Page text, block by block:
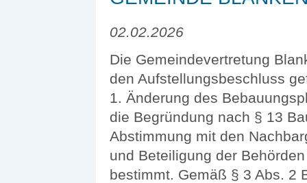
02.02.2026
Die Gemeindevertretung
den Aufstellungsbeschluss
1. Änderung des
die Begründung nach § 13
Abstimmung mit den
und Beteiligung der
bestimmt. Gemäß § 3 Abs. 2